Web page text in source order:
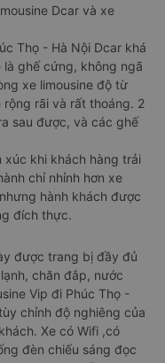
Dcar và xe
Thọ - Hà Nội Dcar khá
ghế cứng, không ngã
xe limousine độ từ
rãi và rất thoáng. 2
sau được, và các ghế
xúc khi khách hàng trải
chỉ nhỉnh hơn xe
hành khách được
đích thực.
được trang bị đầy đủ
chăn đắp, nước
Vip đi Phúc Thọ -
chỉnh độ nghiêng của
Xe có Wifi ,có
đèn chiếu sáng đọc